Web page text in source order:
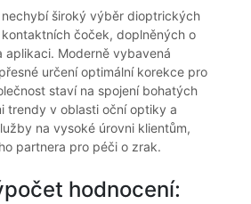
nechybí široký výběr dioptrických
čoček, doplněných o
aplikaci. Moderně vybavená
určení optimální korekce pro
staví na spojení bohatých
trendy v oblasti oční optiky a
na vysoké úrovni klientům,
partnera pro péči o zrak.
hodnocení: